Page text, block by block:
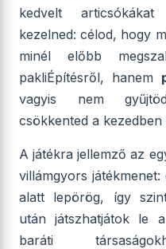
kedvelt
kezelned: célod, hogy
minél előbb
pakliÉpítésről, hanem
vagyis nem
csökkented a
A játékra jellemző az
villámgyors
alatt lepörög, így
után játszhatjátok le
baráti